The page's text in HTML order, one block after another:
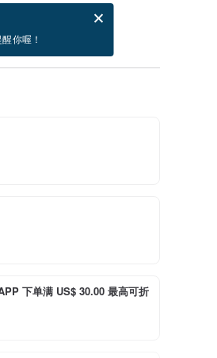
你喔！
电子贺卡是什么？
下单满 US$ 30.00 最高可折